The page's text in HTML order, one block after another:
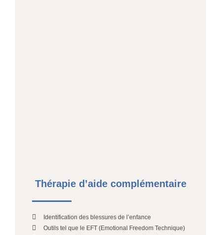
Thérapie d’aide complémentaire
Identification des blessures de l’enfance
Outils tel que le EFT (Emotional Freedom Technique)